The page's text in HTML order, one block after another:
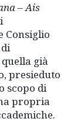
– Ais
Consiglio
già
presieduto
scopo di
propria